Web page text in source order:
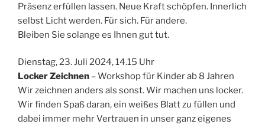
Präsenz erfüllen lassen. Neue Kraft schöpfen. Innerlich
selbst Licht werden. Für sich. Für andere.
Bleiben Sie solange es Ihnen gut tut.
Dienstag, 23. Juli 2024, 14.15 Uhr
Locker Zeichnen – Workshop für Kinder ab 8 Jahren
Wir zeichnen anders als sonst. Wir machen uns locker.
Wir finden Spaß daran, ein weißes Blatt zu füllen und
dabei immer mehr Vertrauen in unser ganz eigenes